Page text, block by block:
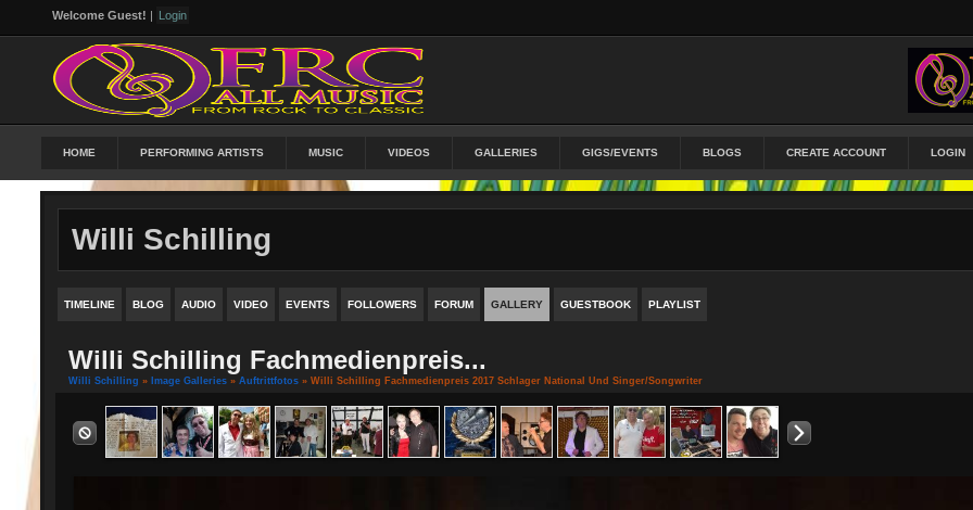
Welcome Guest! | Login
HOME PERFORMING ARTISTS MUSIC VIDEOS GALLERIES GIGS/EVENTS BLOGS CREATE ACCOUNT LOGIN
Willi Schilling
TIMELINE BLOG AUDIO VIDEO EVENTS FOLLOWERS FORUM GALLERY GUESTBOOK PLAYLIST
Willi Schilling Fachmedienpreis...
Willi Schilling » Image Galleries » Auftrittfotos » Willi Schilling Fachmedienpreis 2017 Schlager National Und Singer/Songwriter